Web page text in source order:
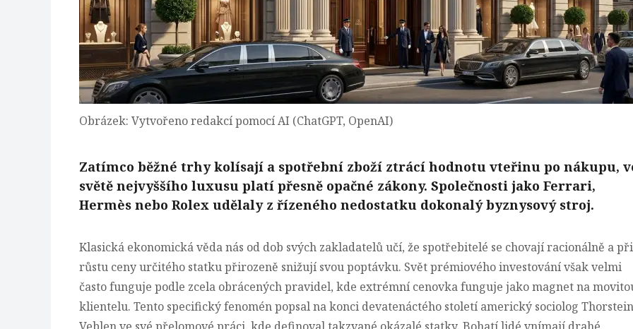
Obrázek: Vytvořeno redakcí pomocí AI (ChatGPT, OpenAI)
Zatímco běžné trhy kolísají a spotřební zboží ztrácí hodnotu vteřinu po nákupu,
světě nejvyššího luxusu platí přesně opačné zákony. Společnosti jako Ferrari,
Hermès nebo Rolex udělaly z řízeného nedostatku dokonalý byznysový stroj.
Klasická ekonomická věda nás od dob svých zakladatelů učí, že spotřebitelé se chovají racionálně a při
růstu ceny určitého statku přirozeně snižují svou poptávku. Svět prémiového investování však velmi
často funguje podle zcela obrácených pravidel, kde extrémní cenovka funguje jako magnet na
klientelu. Tento specifický fenomén popsal na konci devatenáctého století americký sociolog Thorstein